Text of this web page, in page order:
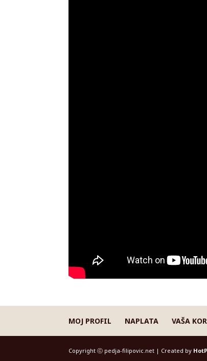
MOJ PROFIL NAPLATA VAŠA
Copyright ⓒ pedja-filipovic.net | Created by